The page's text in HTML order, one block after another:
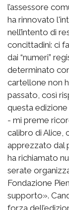
l’assessore
ha rinnovato
nell’intento di
concittadini: ci
dai “numeri”
determinato
cartellone non
passato, così
questa edizione
- mi preme
calibro di Alice,
apprezzato dal
ha richiamato
serate
Fondazione
supporto».
forza